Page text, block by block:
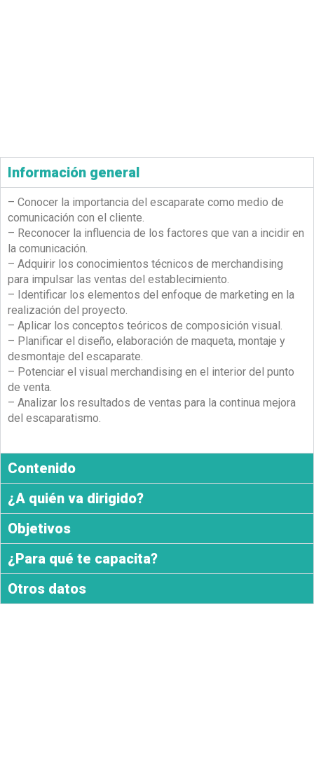
Información general
– Conocer la importancia del escaparate como medio de
comunicación con el cliente.
– Reconocer la influencia de los factores que van a incidir en
la comunicación.
– Adquirir los conocimientos técnicos de merchandising
para impulsar las ventas del establecimiento.
– Identificar los elementos del enfoque de marketing en la
realización del proyecto.
– Aplicar los conceptos teóricos de composición visual.
– Planificar el diseño, elaboración de maqueta, montaje y
desmontaje del escaparate.
– Potenciar el visual merchandising en el interior del punto
de venta.
– Analizar los resultados de ventas para la continua mejora
del escaparatismo.
Contenido
¿A quién va dirigido?
Objetivos
¿Para qué te capacita?
Otros datos